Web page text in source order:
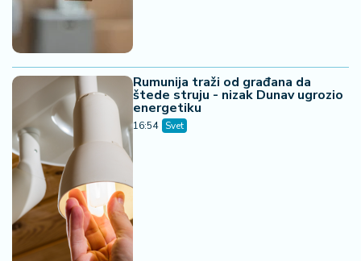
Rumunija traži od građana da
štede struju - nizak Dunav ugrozio
energetiku
16:54 Svet